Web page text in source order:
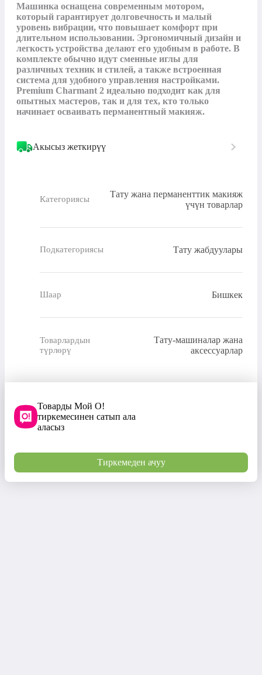
Машинка оснащена современным мотором,
который гарантирует долговечность и малый
уровень вибрации, что повышает комфорт при
длительном использовании. Эргономичный дизайн и
легкость устройства делают его удобным в работе. В
комплекте обычно идут сменные иглы для
различных техник и стилей, а также встроенная
система для удобного управления настройками.
Premium Charmant 2 идеально подходит как для
опытных мастеров, так и для тех, кто только
начинает осваивать перманентный макияж.
Акысыз жеткирүү
Категориясы
Тату жана перманенттик макияж
үчүн товарлар
Подкатегориясы Тату жабдуулары
Шаар Бишкек
Товарлардын
түрлөрү
Тату-машиналар жана
аксессуарлар
Товарды Мой О!
тиркемесинен сатып ала
аласыз
Тиркемеден ачуу